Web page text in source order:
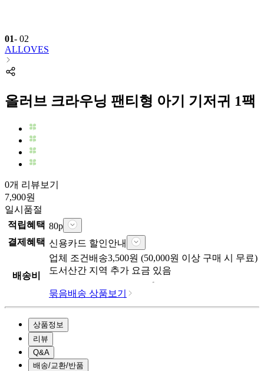
01- 02
ALLOVES
올러브 크라우닝 팬티형 아기 기저귀 1팩
0개 리뷰보기
7,900원
일시품절
적립혜택 80p
결제혜택 신용카드 할인안내
배송비
업체 조건배송3,500원 (50,000원 이상 구매 시 무료)
도서산간 지역 추가 요금 있음
묶음배송 상품보기
상품정보
리뷰
Q&A
배송/교환/반품